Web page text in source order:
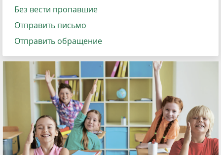
Без вести пропавшие
Отправить письмо
Отправить обращение